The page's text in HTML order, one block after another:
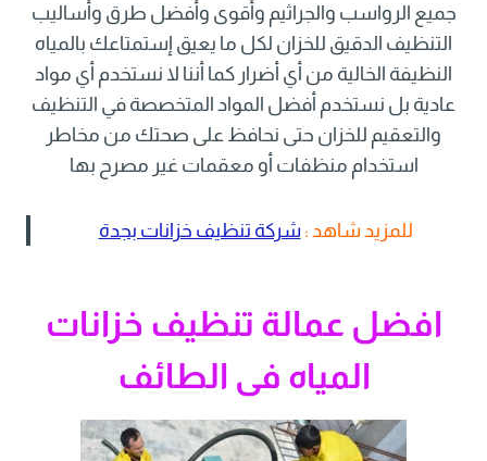
جميع الرواسب والجراثيم وأقوى وأفضل طرق وأساليب
التنظيف الدقيق للخزان لكل ما يعيق إستمتاعك بالمياه
النظيفة الخالية من أي أضرار كما أننا لا نستخدم أي مواد
عادية بل نستخدم أفضل المواد المتخصصة في التنظيف
والتعقيم للخزان حتى نحافظ على صحتك من مخاطر
استخدام منظفات أو معقمات غير مصرح بها
للمزيد شاهد : شركة تنظيف خزانات بجدة
افضل عمالة تنظيف خزانات
المياه فى الطائف